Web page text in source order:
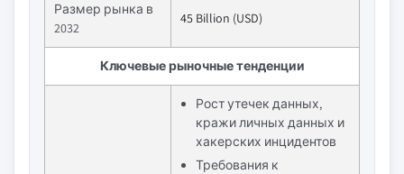
Размер рынка в
2032
45 Billion (USD)
Ключевые рыночные тенденции
Рост утечек данных,
кражи личных данных и
хакерских инцидентов
Требования к